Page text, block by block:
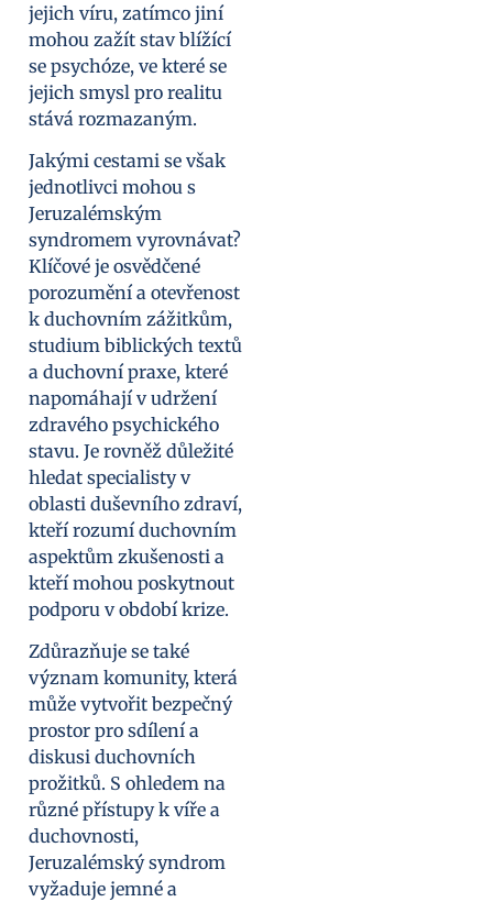
jejich víru, zatímco jiní
mohou zažít stav blížící
se psychóze, ve které se
jejich smysl pro realitu
stává rozmazaným.
Jakými cestami se však
jednotlivci mohou s
Jeruzalémským
syndromem vyrovnávat?
Klíčové je osvědčené
porozumění a otevřenost
k duchovním zážitkům,
studium biblických textů
a duchovní praxe, které
napomáhají v udržení
zdravého psychického
stavu. Je rovněž důležité
hledat specialisty v
oblasti duševního zdraví,
kteří rozumí duchovním
aspektům zkušenosti a
kteří mohou poskytnout
podporu v období krize.
Zdůrazňuje se také
význam komunity, která
může vytvořit bezpečný
prostor pro sdílení a
diskusi duchovních
prožitků. S ohledem na
různé přístupy k víře a
duchovnosti,
Jeruzalémský syndrom
vyžaduje jemné a